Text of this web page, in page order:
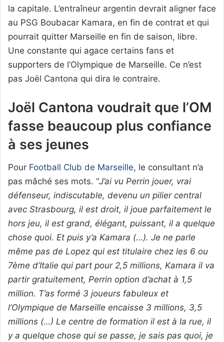
la capitale. L’entraîneur argentin devrait aligner face
au PSG Boubacar Kamara, en fin de contrat et qui
pourrait quitter Marseille en fin de saison, libre.
Une constante qui agace certains fans et
supporters de l’Olympique de Marseille. Ce n’est
pas Joël Cantona qui dira le contraire.
Joël Cantona voudrait que l’OM
fasse beaucoup plus confiance
à ses jeunes
Pour Football Club de Marseille, le consultant n’a
pas mâché ses mots. “J’ai vu Perrin jouer, vrai
défenseur, indiscutable, devenu un pilier central
avec Strasbourg, il est droit, il joue parfaitement le
hors jeu, il est grand, élégant, puissant, il a quelque
chose quoi. Et puis y’a Kamara (…). Je ne parle
même pas de Lopez qui est titulaire chez les 6 ou
7ème d’Italie qui part pour 2,5 millions, Kamara il va
partir gratuitement, Perrin option d’achat à 1,5
million. T’as formé 3 joueurs fabuleux et
l’Olympique de Marseille encaisse 3 millions, 3,5
millions (…) Le centre de formation il est à la rue, il
y a quelque chose qui se passe, je sais pas quoi, je